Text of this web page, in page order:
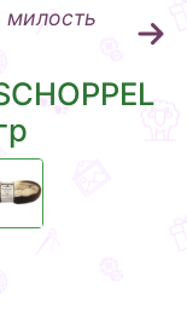
милость